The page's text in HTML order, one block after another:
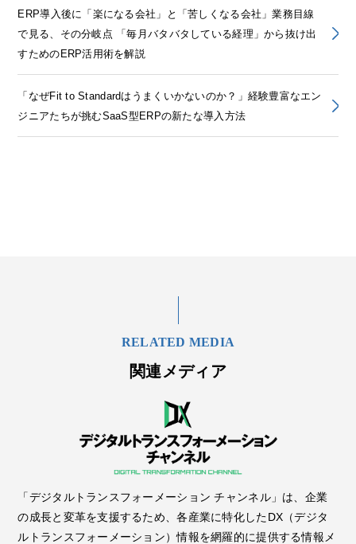
ERP導入後に「楽になる会社」と「苦しくなる会社」業務目線
で見る、その分岐点 「毎月バタバタしている経理」から抜け出
すためのERP活用術を解説
「なぜFit to Standardはうまくいかないのか？」経験豊富なエン
ジニアたちが挑むSaaS型ERPの新たな導入方法
RELATED MEDIA
関連メディア
「デジタルトランスフォーメーション チャンネル」は、企業
の成長と変革を支援するため、各産業に特化したDX（デジタ
ルトランスフォーメーション）情報を網羅的に提供する情報メ